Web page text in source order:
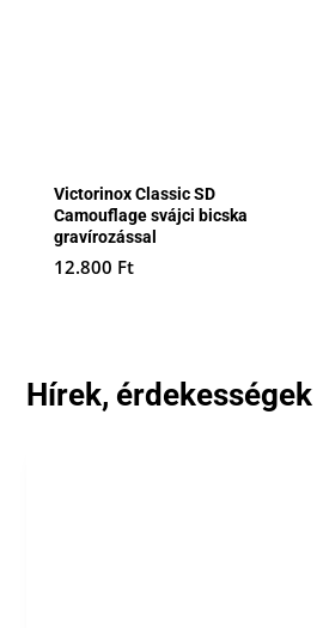
Victorinox Classic SD
Camouflage svájci bicska
gravírozással
12.800 Ft
Hírek, érdekességek